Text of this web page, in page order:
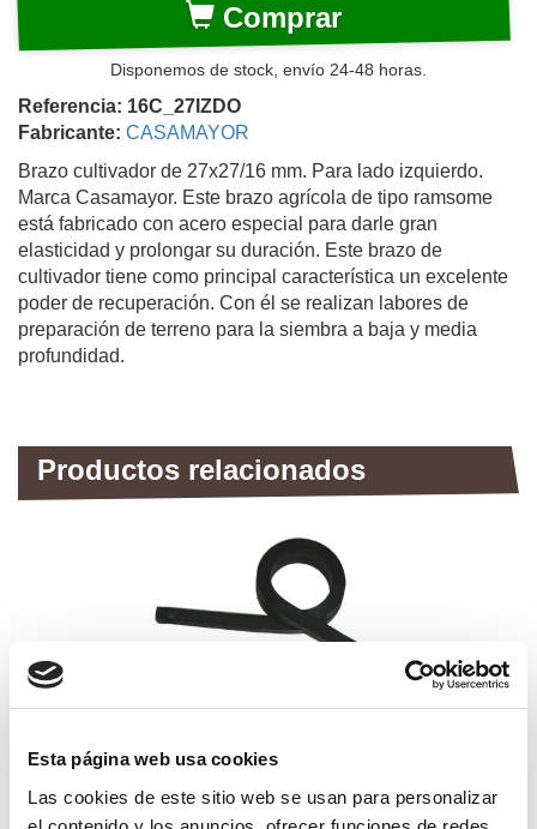
Esta página web usa cookies
Las cookies de este sitio web se usan para personalizar
Comprar
Disponemos de stock, envío 24-48 horas.
Referencia: 16C_27IZDO
Fabricante: CASAMAYOR
Brazo cultivador de 27x27/16 mm. Para lado izquierdo.
Marca Casamayor. Este brazo agrícola de tipo ramsome
está fabricado con acero especial para darle gran
elasticidad y prolongar su duración. Este brazo de
cultivador tiene como principal característica un excelente
poder de recuperación. Con él se realizan labores de
preparación de terreno para la siembra a baja y media
profundidad.
Productos relacionados